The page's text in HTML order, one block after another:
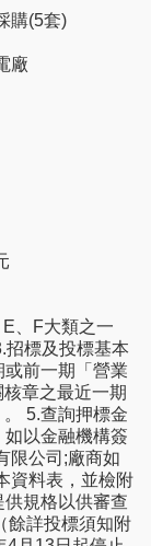
購(5套)
廠
、F大類之一
招標及投標基本
前一期「營業
章之最近一期
5.查詢押標金
以金融機構簽
限公司;廠商如
資料表，並檢附
供規格以供審查
餘詳投標須知附